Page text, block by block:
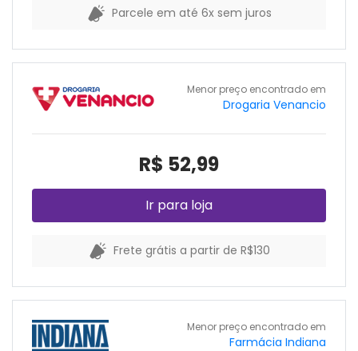
Parcele em até 6x sem juros
Menor preço encontrado em
Drogaria Venancio
R$ 52,99
Ir para loja
Frete grátis a partir de R$130
Menor preço encontrado em
Farmácia Indiana